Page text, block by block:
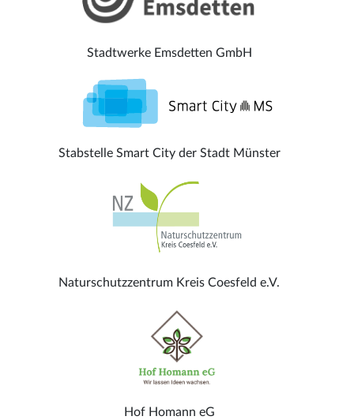
Stadtwerke Emsdetten GmbH
Stabstelle Smart City der Stadt Münster
Naturschutzzentrum Kreis Coesfeld e.V.
Hof Homann eG